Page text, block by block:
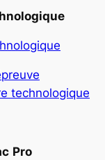
technologique
Pro